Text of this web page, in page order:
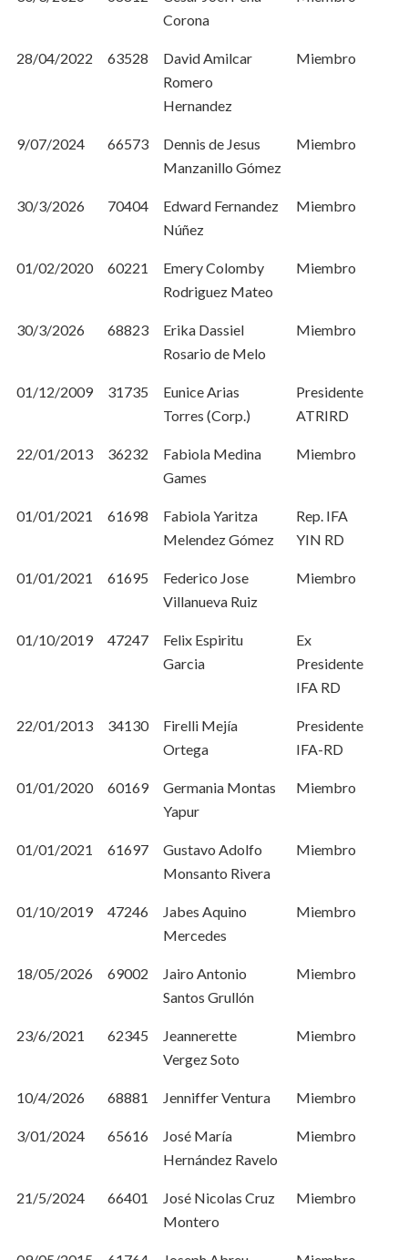
Corona
28/04/2022 63528
David Amilcar
Romero
Hernandez
Miembro
9/07/2024 66573
Dennis de Jesus
Manzanillo Gómez
Miembro
30/3/2026 70404
Edward Fernandez
Núñez
Miembro
01/02/2020 60221
Emery Colomby
Rodriguez Mateo
Miembro
30/3/2026 68823
Erika Dassiel
Rosario de Melo
Miembro
01/12/2009 31735
Eunice Arias
Torres (Corp.)
Presidente
ATRIRD
22/01/2013 36232
Fabiola Medina
Games
Miembro
01/01/2021 61698
Fabiola Yaritza
Melendez Gómez
Rep. IFA
YIN RD
01/01/2021 61695
Federico Jose
Villanueva Ruiz
Miembro
01/10/2019 47247
Felix Espiritu
Garcia
Ex
Presidente
IFA RD
22/01/2013 34130
Firelli Mejía
Ortega
Presidente
IFA-RD
01/01/2020 60169
Germania Montas
Yapur
Miembro
01/01/2021 61697
Gustavo Adolfo
Monsanto Rivera
Miembro
01/10/2019 47246
Jabes Aquino
Mercedes
Miembro
18/05/2026 69002
Jairo Antonio
Santos Grullón
Miembro
23/6/2021 62345
Jeannerette
Vergez Soto
Miembro
10/4/2026 68881 Jenniffer Ventura Miembro
3/01/2024 65616
José María
Hernández Ravelo
Miembro
21/5/2024 66401
José Nicolas Cruz
Montero
Miembro